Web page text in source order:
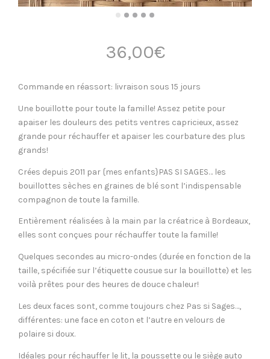
36,00€
Commande en réassort: livraison sous 15 jours
Une bouillotte pour toute la famille! Assez petite pour
apaiser les douleurs des petits ventres capricieux, assez
grande pour réchauffer et apaiser les courbature des plus
grands!
Crées depuis 2011 par {mes enfants}PAS SI SAGES… les
bouillottes sèches en graines de blé sont l’indispensable
compagnon de toute la famille.
Entièrement réalisées à la main par la créatrice à Bordeaux,
elles sont conçues pour réchauffer toute la famille!
Quelques secondes au micro-ondes (durée en fonction de la
taille, spécifiée sur l’étiquette cousue sur la bouillotte) et les
voilà prêtes pour des heures de douce chaleur!
Les deux faces sont, comme toujours chez Pas si Sages…,
différentes: une face en coton et l’autre en velours de
polaire si doux.
Idéales pour réchauffer le lit, la poussette ou le siège auto